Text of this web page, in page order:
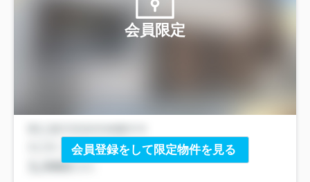
会員限定
会員登録をして限定物件を見る